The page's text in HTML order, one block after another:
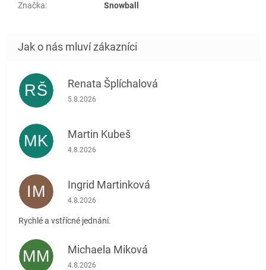
Značka: Snowball
RŠ Renata Šplíchalová
Hodnocení obchodu je 5 z 5 hvězdiček.
5.8.2026
MK Martin Kubeš
Hodnocení obchodu je 5 z 5 hvězdiček.
4.8.2026
IM Ingrid Martinková
Hodnocení obchodu je 5 z 5 hvězdiček.
4.8.2026
Rychlé a vstřícné jednání.
MM Michaela Miková
Hodnocení obchodu je 5 z 5 hvězdiček.
4.8.2026